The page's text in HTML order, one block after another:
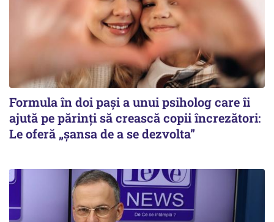
Formula în doi pași a unui psiholog care îi
ajută pe părinți să crească copii încrezători:
Le oferă „șansa de a se dezvolta”